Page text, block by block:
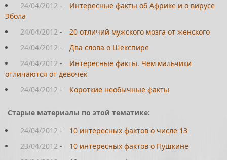
24/04/2012 -
Интересные факты об Африке и о вирусе
Эбола
24/04/2012 -
20 отличий мужского мозга от женского
24/04/2012 -
Два слова о Шекспире
24/04/2012 -
Интересные факты. Чем мальчики
отличаются от девочек
24/04/2012 - Короткие необычные факты
Старые материалы по этой тематике:
24/04/2012 -
10 интересных фактов о числе 13
23/04/2012 -
10 интересных фактов о Пушкине